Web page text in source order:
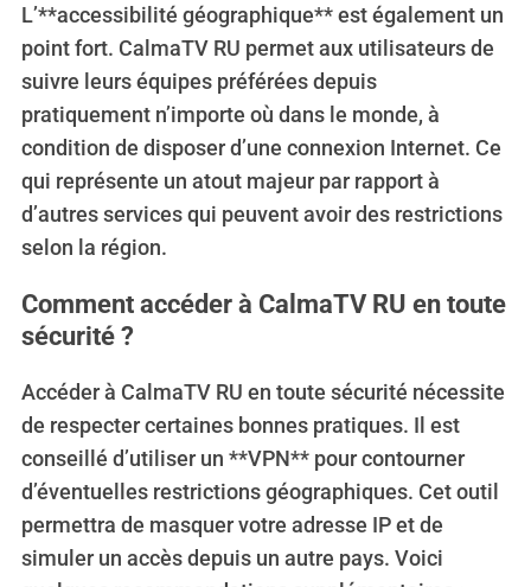
L’**accessibilité géographique** est également un
point fort. CalmaTV RU permet aux utilisateurs de
suivre leurs équipes préférées depuis
pratiquement n’importe où dans le monde, à
condition de disposer d’une connexion Internet. Ce
qui représente un atout majeur par rapport à
d’autres services qui peuvent avoir des restrictions
selon la région.
Comment accéder à CalmaTV RU en toute
sécurité ?
Accéder à CalmaTV RU en toute sécurité nécessite
de respecter certaines bonnes pratiques. Il est
conseillé d’utiliser un **VPN** pour contourner
d’éventuelles restrictions géographiques. Cet outil
permettra de masquer votre adresse IP et de
simuler un accès depuis un autre pays. Voici